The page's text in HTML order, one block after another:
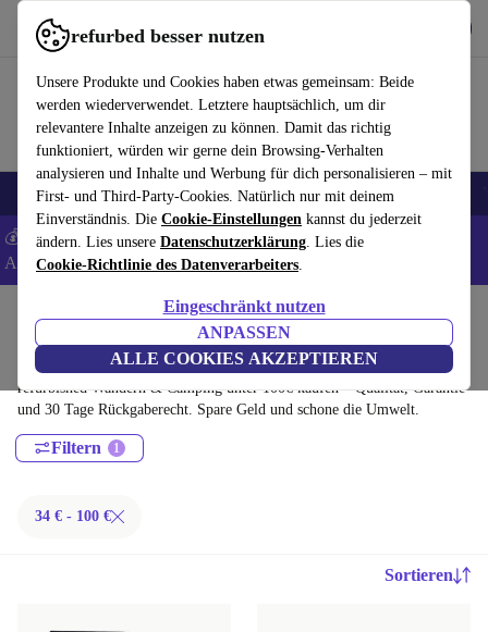
refurbed besser nutzen
Unsere Produkte und Cookies haben etwas gemeinsam: Beide
werden wiederverwendet. Letztere hauptsächlich, um dir
relevantere Inhalte anzeigen zu können. Damit das richtig
funktioniert, würden wir gerne dein Browsing-Verhalten
analysieren und Inhalte und Werbung für dich personalisieren – mit
First- und Third-Party-Cookies. Natürlich nur mit deinem
Einverständnis. Die Cookie-Einstellungen kannst du jederzeit
ändern. Lies unsere Datenschutzerklärung. Lies die
Cookie-Richtlinie des Datenverarbeiters.
Eingeschränkt nutzen
ANPASSEN
ALLE COOKIES AKZEPTIEREN
refurbed schnell und einfach nutzen
🎒 Back to school Elektronik Haushalt Küche Sport
💰 Extra -8% auf Samsung- und Google-Smartphones - Code:
ANDROID8 -AGB
Wandern & Camping:
refurbished Wandern & Camping unter 100€ kaufen – Qualität, Garantie
und 30 Tage Rückgaberecht. Spare Geld und schone die Umwelt.
Filtern
34 € - 100 €
Sortieren